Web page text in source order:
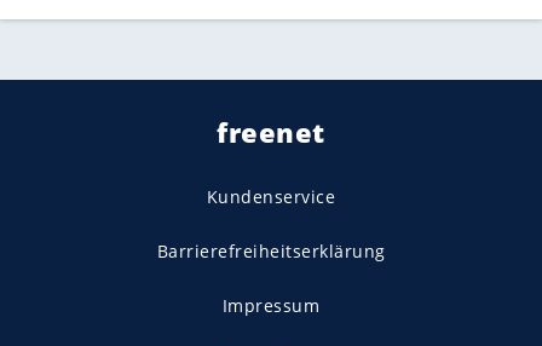
freenet
Kundenservice
Barrierefreiheitserklärung
Impressum